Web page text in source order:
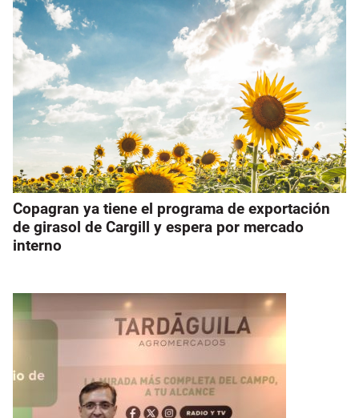
Copagran ya tiene el programa de exportación
de girasol de Cargill y espera por mercado
interno